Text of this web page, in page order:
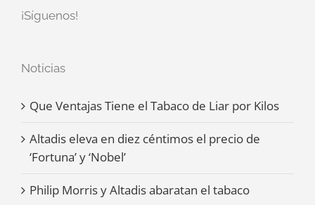
¡Síguenos!
Noticias
Que Ventajas Tiene el Tabaco de Liar por Kilos
Altadis eleva en diez céntimos el precio de
‘Fortuna’ y ‘Nobel’
Philip Morris y Altadis abaratan el tabaco